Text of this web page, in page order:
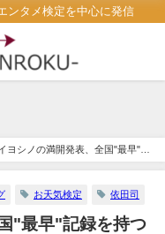
ンタメ検定を中心に発信
ヨシノの満開発表、全国"最早"記
お天気検定 依田司
"最早"記録を持つ